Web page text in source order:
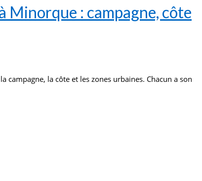
Minorque : campagne, côte
la côte et les zones urbaines. Chacun a son